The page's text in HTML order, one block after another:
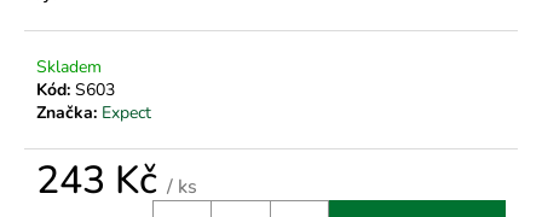
Skladem
Kód: S603
Značka: Expect
243 Kč / ks
D
o